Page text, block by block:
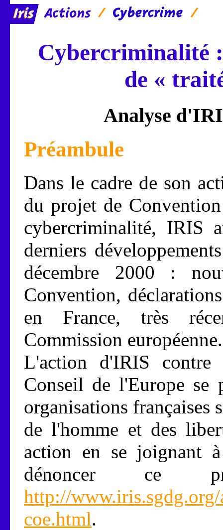
Cybercriminalité
de «
Analyse
Préambule
Dans le cadre de son
du projet de
cybercriminalité, IRIS
derniers
décembre 2000 :
Convention,
en France, très
Commission européenne.
L'action d'IRIS
Conseil de l'Europe se
organisations françaises
de l'homme et des
action en se joignant
dénoncer
http://
coe.html.